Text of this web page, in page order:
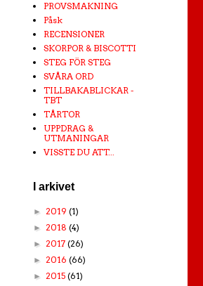
PROVSMAKNING
Påsk
RECENSIONER
SKORPOR & BISCOTTI
STEG FÖR STEG
SVÅRA ORD
TILLBAKABLICKAR -
TBT
TÅRTOR
UPPDRAG &
UTMANINGAR
VISSTE DU ATT...
I arkivet
► 2019 (1)
► 2018 (4)
► 2017 (26)
► 2016 (66)
► 2015 (61)